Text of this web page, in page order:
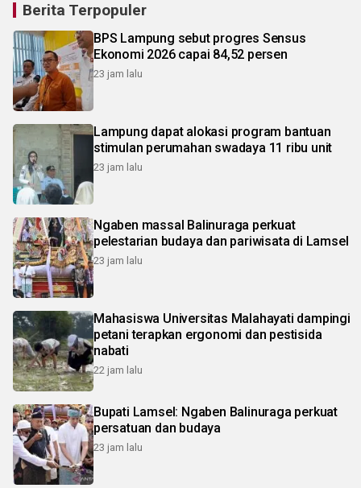
Berita Terpopuler
BPS Lampung sebut progres Sensus
Ekonomi 2026 capai 84,52 persen
23 jam lalu
Lampung dapat alokasi program bantuan
stimulan perumahan swadaya 11 ribu unit
23 jam lalu
Ngaben massal Balinuraga perkuat
pelestarian budaya dan pariwisata di Lamsel
23 jam lalu
Mahasiswa Universitas Malahayati dampingi
petani terapkan ergonomi dan pestisida
nabati
22 jam lalu
Bupati Lamsel: Ngaben Balinuraga perkuat
persatuan dan budaya
23 jam lalu